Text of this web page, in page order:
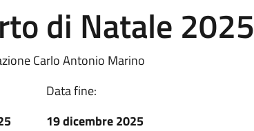
di Natale 2025
Carlo Antonio Marino
Data fine:
19 dicembre 2025